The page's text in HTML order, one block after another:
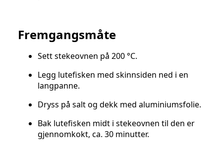
Fremgangsmåte
Sett stekeovnen på 200 °C.
Legg lutefisken med skinnsiden ned i en
langpanne.
Dryss på salt og dekk med aluminiumsfolie.
Bak lutefisken midt i stekeovnen til den er
gjennomkokt, ca. 30 minutter.